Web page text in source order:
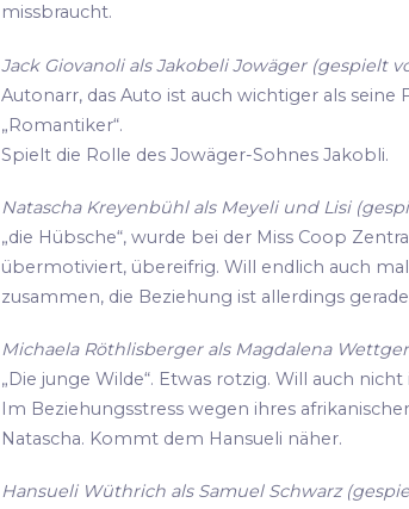
missbraucht.
Jack Giovanoli als Jakobeli Jowäger (gespielt
Autonarr, das Auto ist auch wichtiger als seine
„Romantiker“.
Spielt die Rolle des Jowäger-Sohnes Jakobli.
Natascha Kreyenbühl als Meyeli und Lisi
„die Hübsche“, wurde bei der Miss Coop
übermotiviert, übereifrig. Will endlich auch
zusammen, die Beziehung ist allerdings
Michaela Röthlisberger als Magdalena
„Die junge Wilde“. Etwas rotzig. Will auch
Im Beziehungsstress wegen ihres
Natascha. Kommt dem Hansueli näher.
Hansueli Wüthrich als Samuel Schwarz